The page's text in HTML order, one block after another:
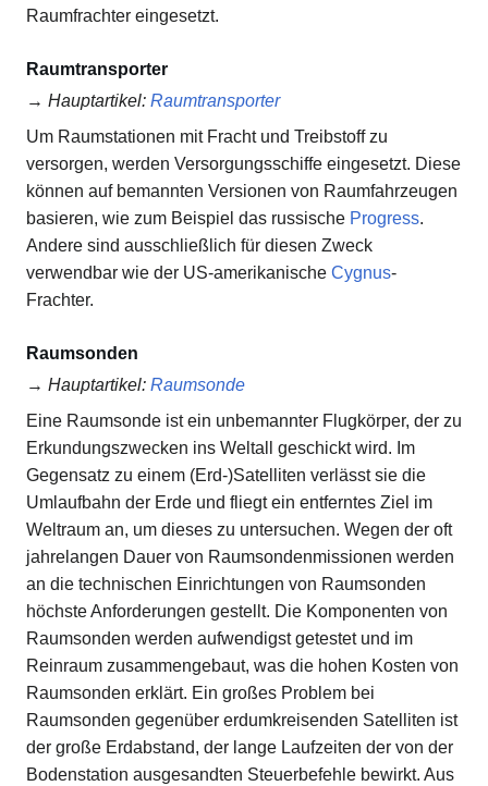
Raumfrachter eingesetzt.
Raumtransporter
→ Hauptartikel: Raumtransporter
Um Raumstationen mit Fracht und Treibstoff zu
versorgen, werden Versorgungsschiffe eingesetzt. Diese
können auf bemannten Versionen von Raumfahrzeugen
basieren, wie zum Beispiel das russische Progress.
Andere sind ausschließlich für diesen Zweck
verwendbar wie der US-amerikanische Cygnus-
Frachter.
Raumsonden
→ Hauptartikel: Raumsonde
Eine Raumsonde ist ein unbemannter Flugkörper, der zu
Erkundungszwecken ins Weltall geschickt wird. Im
Gegensatz zu einem (Erd-)Satelliten verlässt sie die
Umlaufbahn der Erde und fliegt ein entferntes Ziel im
Weltraum an, um dieses zu untersuchen. Wegen der oft
jahrelangen Dauer von Raumsondenmissionen werden
an die technischen Einrichtungen von Raumsonden
höchste Anforderungen gestellt. Die Komponenten von
Raumsonden werden aufwendigst getestet und im
Reinraum zusammengebaut, was die hohen Kosten von
Raumsonden erklärt. Ein großes Problem bei
Raumsonden gegenüber erdumkreisenden Satelliten ist
der große Erdabstand, der lange Laufzeiten der von der
Bodenstation ausgesandten Steuerbefehle bewirkt. Aus